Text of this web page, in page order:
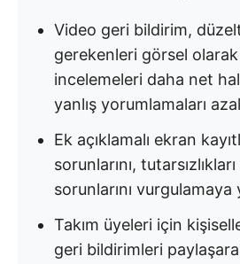
Video geri bildirim,
gerekenleri görsel
incelemeleri daha net
yanlış yorumlamaları
Ek açıklamalı ekran
sorunlarını,
sorunlarını vurgulamaya
Takım üyeleri için
geri bildirimleri